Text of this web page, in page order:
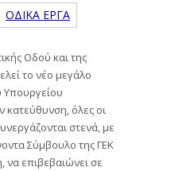
ΟΔΙΚΑ ΕΡΓΑ
Οδού και της
το νέο μεγάλο
Υπουργείου
όλες οι
στενά, με
Σύμβουλο της ΓΕΚ
να επιβεβαιώνει σε